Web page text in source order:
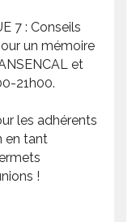
7 : Conseils
un mémoire
et
21h00.
les adhérents
en tant
!